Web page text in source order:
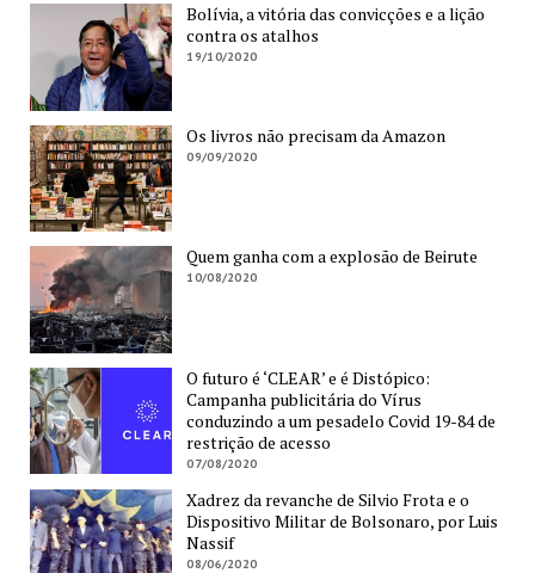
Bolívia, a vitória das convicções e a lição
contra os atalhos
19/10/2020
Os livros não precisam da Amazon
09/09/2020
Quem ganha com a explosão de Beirute
10/08/2020
O futuro é ‘CLEAR’ e é Distópico:
Campanha publicitária do Vírus
conduzindo a um pesadelo Covid 19-84 de
restrição de acesso
07/08/2020
Xadrez da revanche de Silvio Frota e o
Dispositivo Militar de Bolsonaro, por Luis
Nassif
08/06/2020